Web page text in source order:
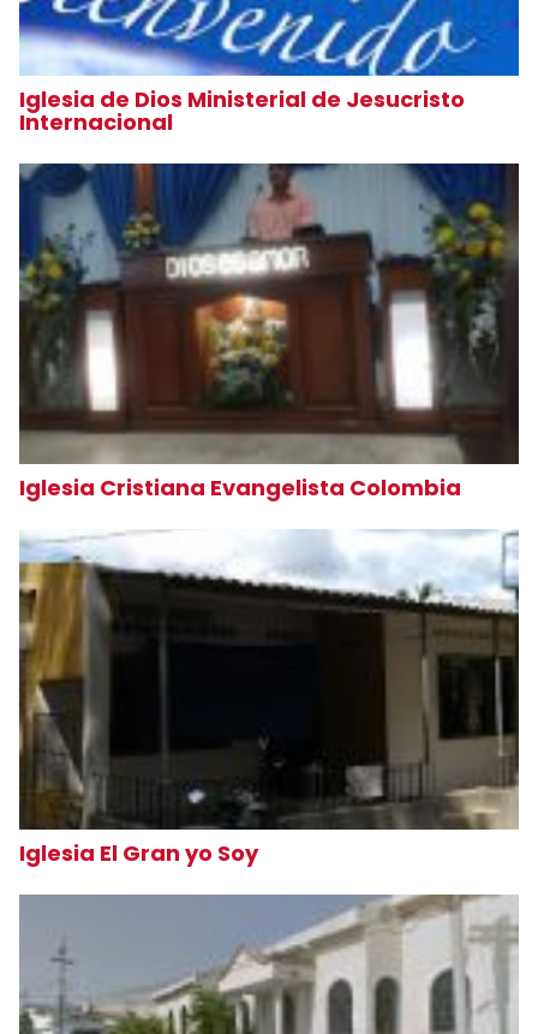
Iglesia de Dios Ministerial de Jesucristo
Internacional
Iglesia Cristiana Evangelista Colombia
Iglesia El Gran yo Soy